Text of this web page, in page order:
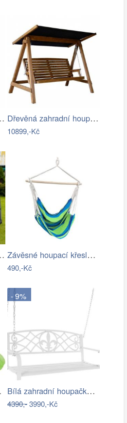
přírodní… Dřevěná zahradní houpačka Lucas pro 4…
10899,-Kč
- GD Závěsné houpací křeslo Cozyz pásek modrá
490,-Kč
- 9%
Bílá zahradní houpačka Ameli
4390,-3990,-Kč